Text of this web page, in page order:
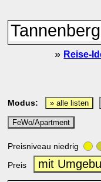
» Reise-
Modus: » alle listen
FeWo/Apartment
Preisniveau niedrig
Preis
mit